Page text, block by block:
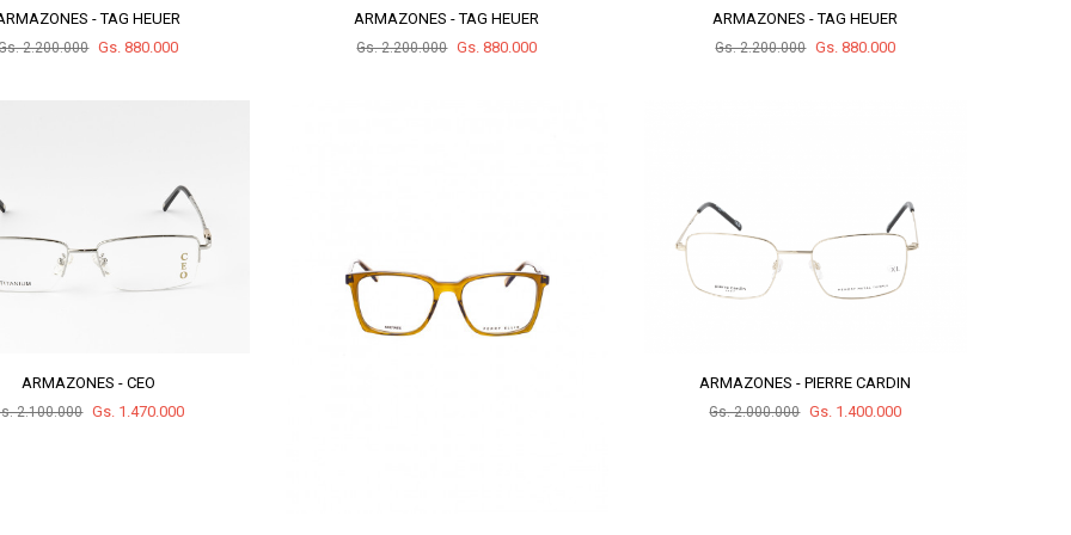
- TAG HEUER
2.200.000 Gs. 880.000
ARMAZONES - TAG HEUER
Gs. 2.200.000 Gs. 880.000
ARMAZONES - TAG HEUER
Gs. 2.200.000 Gs. 880.000
ARMAZONES - CEO
2.100.000 Gs. 1.470.000
ARMAZONES - PIERRE CARDIN
Gs. 2.000.000 Gs. 1.400.000